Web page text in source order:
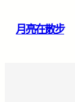
月亮在散步